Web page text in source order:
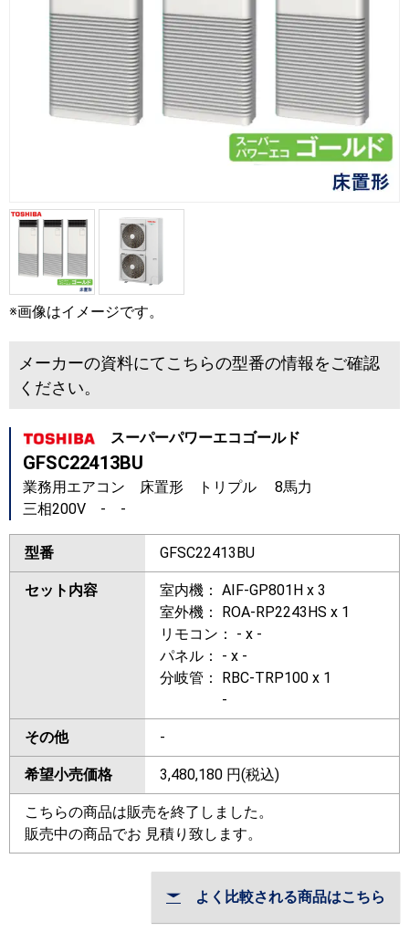
※画像はイメージです。
メーカーの資料にてこちらの型番の情報をご確認
ください。
スーパーパワーエコゴールド
GFSC22413BU
業務用エアコン 床置形 トリプル 8馬力
三相200V - -
型番 GFSC22413BU
セット内容
室内機： AIF-GP801H x 3
室外機： ROA-RP2243HS x 1
リモコン： - x -
パネル： - x -
分岐管： RBC-TRP100 x 1
-
その他 -
希望小売価格 3,480,180 円(税込)
こちらの商品は販売を終了しました。
販売中の商品でお 見積り致します。
よく比較される商品はこちら